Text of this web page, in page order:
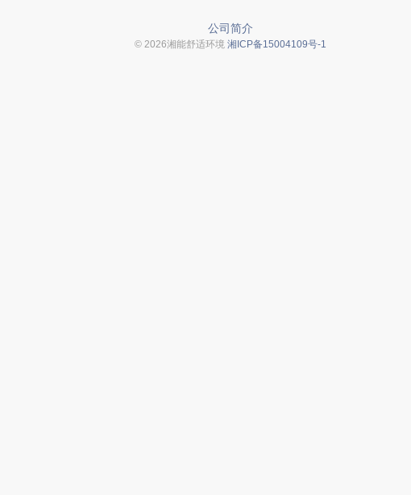
公司简介
© 2026湘能舒适环境 湘ICP备15004109号-1